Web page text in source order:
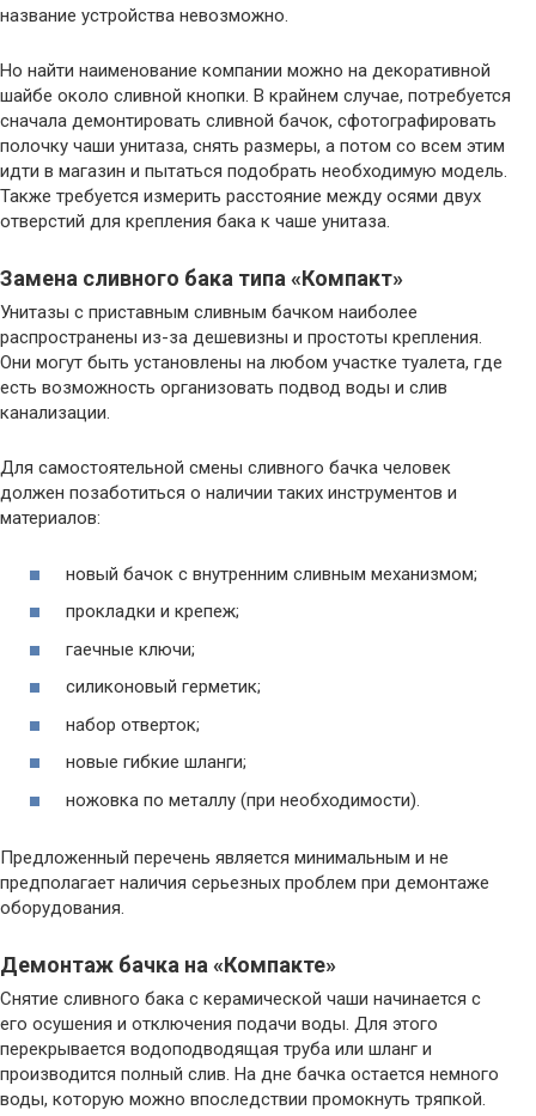
название устройства невозможно.
Но найти наименование компании можно на декоративной
шайбе около сливной кнопки. В крайнем случае, потребуется
сначала демонтировать сливной бачок, сфотографировать
полочку чаши унитаза, снять размеры, а потом со всем этим
идти в магазин и пытаться подобрать необходимую модель.
Также требуется измерить расстояние между осями двух
отверстий для крепления бака к чаше унитаза.
Замена сливного бака типа «Компакт»
Унитазы с приставным сливным бачком наиболее
распространены из-за дешевизны и простоты крепления.
Они могут быть установлены на любом участке туалета, где
есть возможность организовать подвод воды и слив
канализации.
Для самостоятельной смены сливного бачка человек
должен позаботиться о наличии таких инструментов и
материалов:
новый бачок с внутренним сливным механизмом;
прокладки и крепеж;
гаечные ключи;
силиконовый герметик;
набор отверток;
новые гибкие шланги;
ножовка по металлу (при необходимости).
Предложенный перечень является минимальным и не
предполагает наличия серьезных проблем при демонтаже
оборудования.
Демонтаж бачка на «Компакте»
Снятие сливного бака с керамической чаши начинается с
его осушения и отключения подачи воды. Для этого
перекрывается водоподводящая труба или шланг и
производится полный слив. На дне бачка остается немного
воды, которую можно впоследствии промокнуть тряпкой.